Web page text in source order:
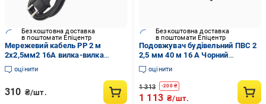
Безкоштовна доставка
в поштомати Епіцентр
Мережевий кабель PP 2 м
2x2,5мм2 16А вилка-вилка
(610747)
оцінити
310 ₴/шт.
Безкоштовна доставка
в поштомати Епіцентр
Подовжувач будівельний ПВС 2
2,5 мм 40 м 16 А Чорний
(289076)
оцінити
1 313 -200₴
1 113 ₴/шт.